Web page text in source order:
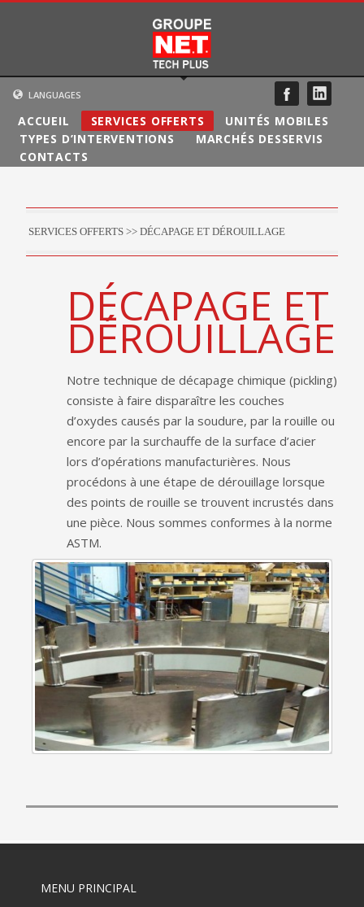
LANGUAGES
FRANÇAIS
ENGLISH
ACCUEIL SERVICES OFFERTS
UNITÉS MOBILES
TYPES D’INTERVENTIONS
MARCHÉS DESSERVIS
CONTACTS
SERVICES OFFERTS >> DÉCAPAGE ET DÉROUILLAGE
DÉCAPAGE ET
DÉROUILLAGE
Notre technique de décapage chimique (pickling)
consiste à faire disparaître les couches
d’oxydes causés par la soudure, par la rouille ou
encore par la surchauffe de la surface d’acier
lors d’opérations manufacturières. Nous
procédons à une étape de dérouillage lorsque
des points de rouille se trouvent incrustés dans
une pièce. Nous sommes conformes à la norme
ASTM.
MENU PRINCIPAL